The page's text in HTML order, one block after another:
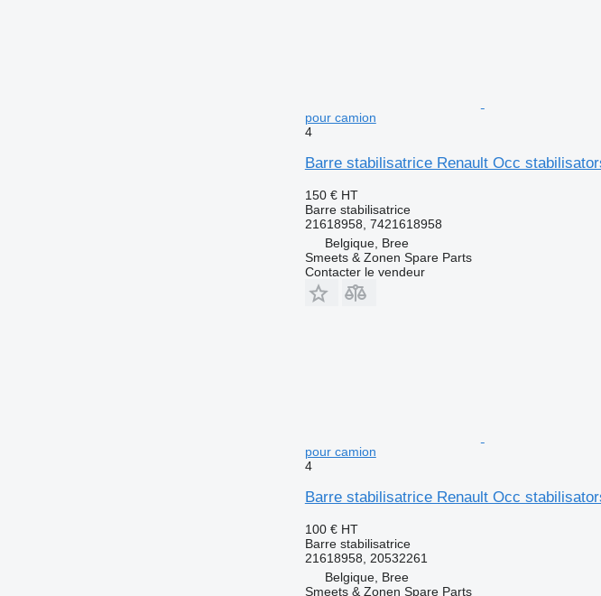
pour camion
4
Barre stabilisatrice Renault Occ
150 € HT
Barre stabilisatrice
21618958, 7421618958
Belgique, Bree
Smeets & Zonen Spare Parts
Contacter le vendeur
pour camion
4
Barre stabilisatrice Renault Occ
100 € HT
Barre stabilisatrice
21618958, 20532261
Belgique, Bree
Smeets & Zonen Spare Parts